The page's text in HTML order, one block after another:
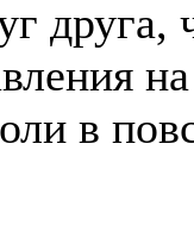
друга,
в